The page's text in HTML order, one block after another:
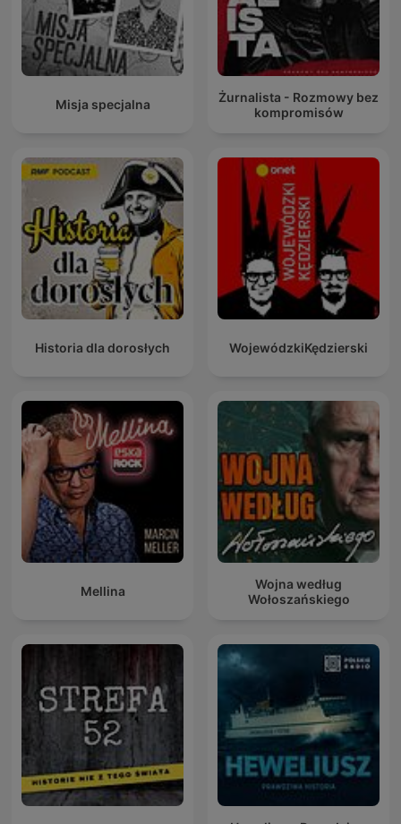
Misja specjalna
Żurnalista - Rozmowy bez
kompromisów
Historia dla dorosłych WojewódzkiKędzierski
Mellina
Wojna według
Wołoszańskiego